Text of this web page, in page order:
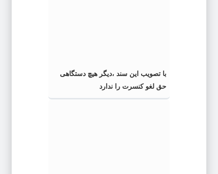
با تصویب این سند ،دیگر هیچ دستگاهی
حق لغو کنسرت را ندارد